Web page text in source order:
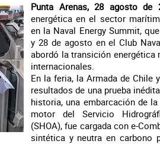
Punta Arenas, 28 agosto de
energética en el sector
en la Naval Energy Summit,
y 28 de agosto en el Club
abordó la transición energética
internacionales.
En la feria, la Armada de Chile
resultados de una prueba
historia, una embarcación de
motor del Servicio
(SHOA), fue cargada con e-
sintética y neutra en carbono